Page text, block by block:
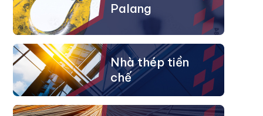
Palang
Nhà thép tiền
chế